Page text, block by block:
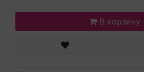
В корзину